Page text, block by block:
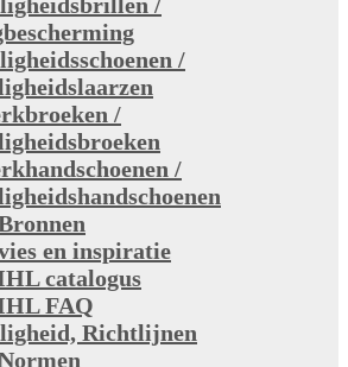
/
/
/
en inspiratie
catalogus
FAQ
Richtlijnen